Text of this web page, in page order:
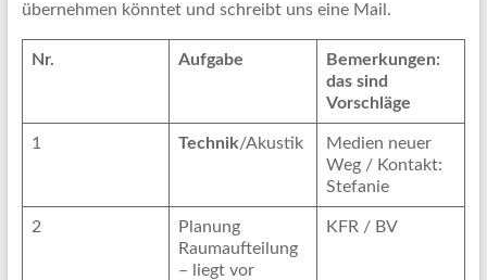
übernehmen könntet und schreibt uns eine Mail.
Nr. Aufgabe
Bemerkungen:
das sind
Vorschläge
1 Technik/Akustik
Medien neuer
Weg / Kontakt:
Stefanie
2
Planung
Raumaufteilung
– liegt vor
KFR / BV